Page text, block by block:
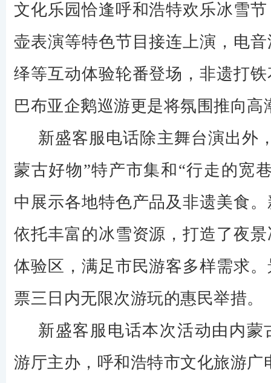
文化乐园恰逢呼和浩特欢乐冰雪
壶表演等特色节目接连上演，电
绎等互动体验轮番登场，非遗打
巴布亚企鹅巡游更是将氛围推向高
新盛客服电话除主舞台演出外
蒙古好物”特产市集和“行走的宽
中展示各地特色产品及非遗美食
依托丰富的冰雪资源，打造了夜
体验区，满足市民游客多样需求
票三日内无限次游玩的惠民举措。
新盛客服电话本次活动由内蒙
游厅主办，呼和浩特市文化旅游广